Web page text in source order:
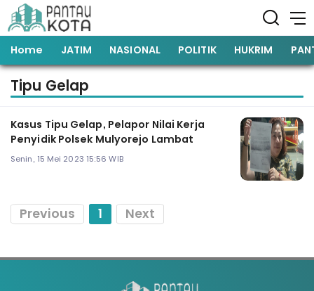
Home JATIM NASIONAL POLITIK HUKRIM
Tipu Gelap
Kasus Tipu Gelap, Pelapor Nilai Kerja
Penyidik Polsek Mulyorejo Lambat
Senin, 15 Mei 2023 15:56 WIB
Previous 1 Next